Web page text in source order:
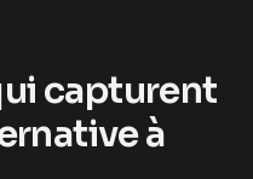
Beauty 06
capturent
à